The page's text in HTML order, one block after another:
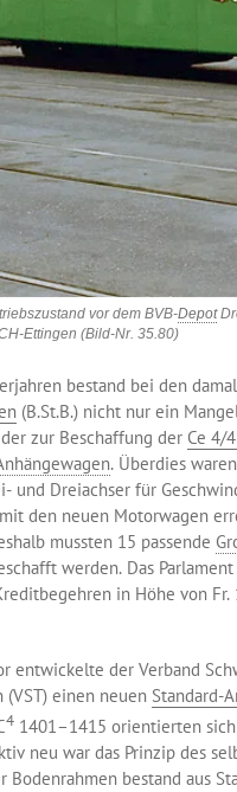
vor dem BVB-Depot
Ettingen (Bild-Nr. 35.80)
bestand bei den
(B.St.B.) nicht nur ein
zur Beschaffung der Ce 4/
. Überdies
und Dreiachser für
den neuen Motorwagen
mussten 15 passende
werden. Das
in Höhe von Fr.
entwickelte der Verband
(VST) einen neuen Standard-
4 1401–1415 orientierten
neu war das Prinzip des
Bodenrahmen bestand aus